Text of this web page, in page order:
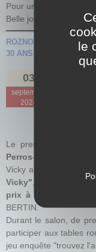
Pour une dédicace :
Belle journée à tous !
ROZNOIR DE
30 ANS DE VICK ET
03
septembre
2024
Le prestigieux et
Perros-Guirec
Vicky au travers d'une
Vicky"
prix à la clé
BERTIN.
Durant le salon, de
participer aux tables
jeu enquête "trouvez
le